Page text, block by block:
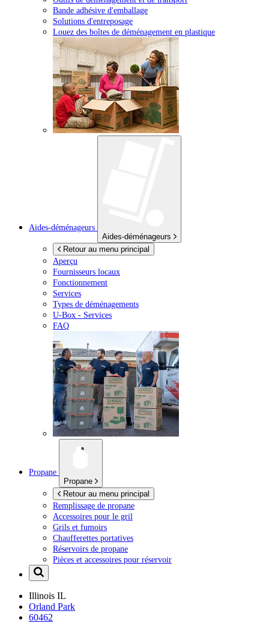
Bande adhésive d'emballage
Solutions d'entreposage
Louez des boîtes de déménagement en plastique
Aides-déménageurs
Aides-déménageurs
Retour au menu principal
Aperçu
Fournisseurs locaux
Fonctionnement
Services
Types de déménagements
U-Box - Services
FAQ
Propane
Propane
Retour au menu principal
Remplissage de propane
Accessoires pour le gril
Grils et fumoirs
Chaufferettes portatives
Réservoirs de propane
Pièces et accessoires pour réservoir
Illinois IL
Orland Park
60462